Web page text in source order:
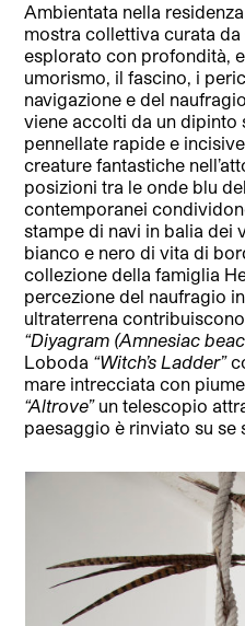
Ambientata nella
mostra collettiva curata
esplorato con profondità,
umorismo, il fascino, i
navigazione e del
viene accolti da un dipinto
pennellate rapide e
creature fantastiche
posizioni tra le onde blu
contemporanei
stampe di navi in balia dei
bianco e nero di vita di
collezione della famiglia
percezione del naufragio
ultraterrena
“Diyagram (Amnesiac
Loboda “Witch’s Ladder”
mare intrecciata con
“Altrove”un telescopio
paesaggio è rinviato su se